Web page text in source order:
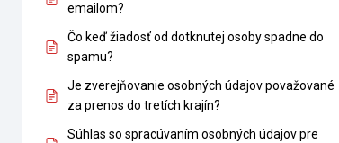
emailom?
Čo keď žiadosť od dotknutej osoby spadne do
spamu?
Je zverejňovanie osobných údajov považované
za prenos do tretích krajín?
Súhlas so spracúvaním osobných údajov pre